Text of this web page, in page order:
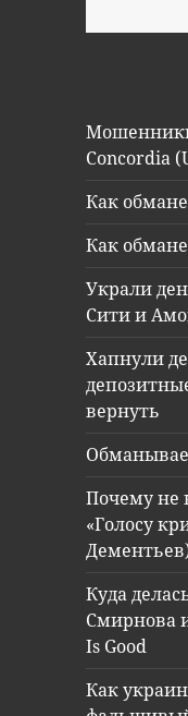
Concordia
Как
Как
Украли
Сити и
Хапнули
вернуть
Почему не
«Голосу
Куда
Смирнова
Is Good
Как